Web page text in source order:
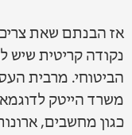
אז הבנתם שאת
נקודה קריטית שיש
הביטוחי. מרבית
משרד הייטק לדוגמא
כגון מחשבים,